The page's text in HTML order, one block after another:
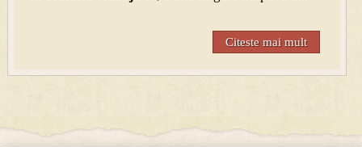
Citeste mai mult